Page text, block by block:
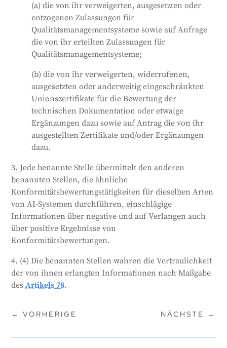
(a) die von ihr verweigerten, ausgesetzten oder
entzogenen Zulassungen für
Qualitätsmanagementsysteme sowie auf Anfrage
die von ihr erteilten Zulassungen für
Qualitätsmanagementsysteme;
(b) die von ihr verweigerten, widerrufenen,
ausgesetzten oder anderweitig eingeschränkten
Unionszertifikate für die Bewertung der
technischen Dokumentation oder etwaige
Ergänzungen dazu sowie auf Antrag die von ihr
ausgestellten Zertifikate und/oder Ergänzungen
dazu.
3. Jede benannte Stelle übermittelt den anderen
benannten Stellen, die ähnliche
Konformitätsbewertungstätigkeiten für dieselben Arten
von AI-Systemen durchführen, einschlägige
Informationen über negative und auf Verlangen auch
über positive Ergebnisse von
Konformitätsbewertungen.
4. (4) Die benannten Stellen wahren die Vertraulichkeit
der von ihnen erlangten Informationen nach Maßgabe
desArtikels 78.
←VORHERIGE NÄCHSTE →